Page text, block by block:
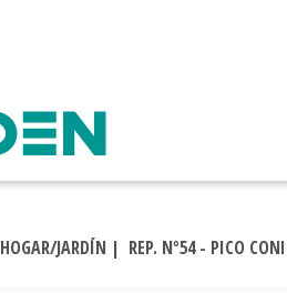
HOGAR/JARDÍN | REP. Nº54 - PICO